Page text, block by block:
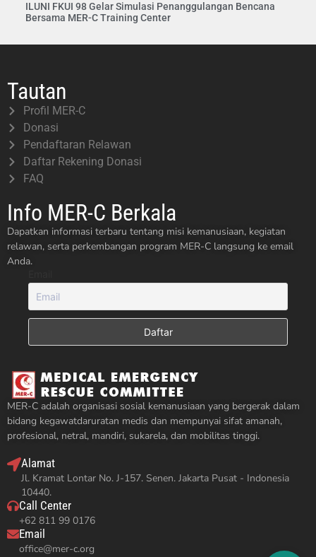
ILUNI FKUI 98 Gelar Simulasi Penanggulangan Bencana
Bersama MER-C Training Center
MER-C adalah organisasi sosial kemanusiaan yang bergerak dalam
bidang kegawatdaruratan medis dan mempunyai sifat amanah,
profesional, netral, mandiri, sukarela, dan mobilitas tinggi.
Alamat
Jl. Kramat Lontar No. J-157. Senen. Jakarta Pusat - Indonesia
10440.
Call Center
+62 811 99 0176
Email
office@mer-c.org
Tautan
Profil MER-C
Donasi
Pendaftaran Relawan
Daftar Rekening Donasi
FAQ
Info MER-C Berkala
Dapatkan informasi terbaru tentang misi kemanusiaan, kegiatan
relawan, serta perkembangan program MER-C langsung ke email
Anda.